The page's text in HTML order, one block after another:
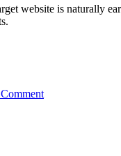
website is naturally
on